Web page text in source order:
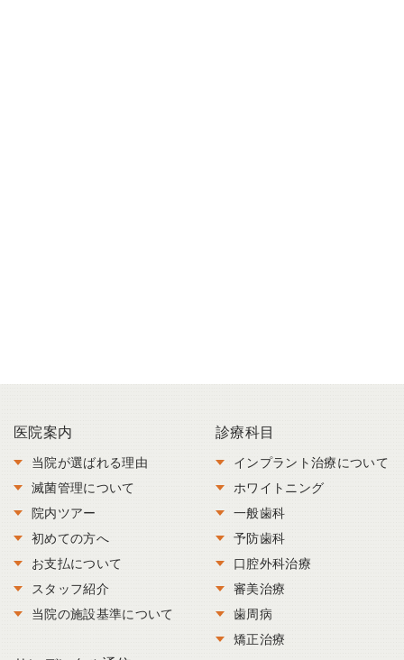
医院案内
当院が選ばれる理由
滅菌管理について
院内ツアー
初めての方へ
お支払について
スタッフ紹介
当院の施設基準について
診療科目
インプラント治療について
ホワイトニング
一般歯科
予防歯科
口腔外科治療
審美治療
歯周病
矯正治療